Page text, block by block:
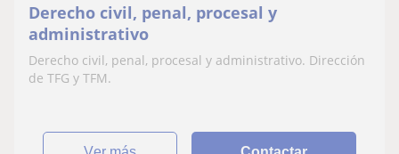
Derecho civil, penal, procesal y
administrativo
Derecho civil, penal, procesal y administrativo. Dirección
de TFG y TFM.